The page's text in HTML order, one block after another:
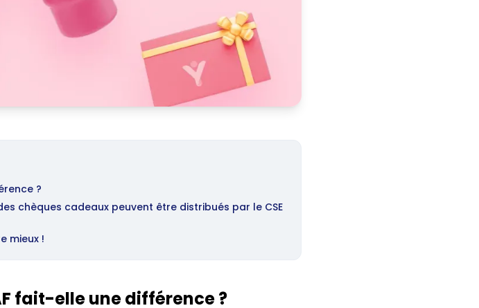
?
chèques cadeaux peuvent être distribués par le CSE
mieux !
fait-elle une différence ?